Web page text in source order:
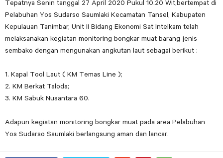
Tepatnya Senin tanggal 27 April 2020 Pukul 10.20 Wit,bertempat di
Pelabuhan Yos Sudarso Saumlaki Kecamatan Tansel, Kabupaten
Kepulauan Tanimbar, Unit II Bidang Ekonomi Sat Intelkam telah
melaksanakan kegiatan monitoring bongkar muat barang jenis
sembako dengan mengunakan angkutan laut sebagai berikut :
1. Kapal Tool Laut ( KM Temas Line );
2. KM Berkat Taloda;
3. KM Sabuk Nusantara 60.
Adapun kegiatan monitoring bongkar muat pada area Pelabuhan
Yos Sudarso Saumlaki berlangsung aman dan lancar.